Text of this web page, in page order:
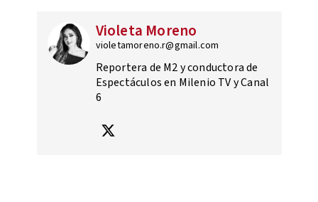
Violeta Moreno
violetamoreno.r@gmail.com
Reportera de M2 y conductora de
Espectáculos en Milenio TV y Canal
6